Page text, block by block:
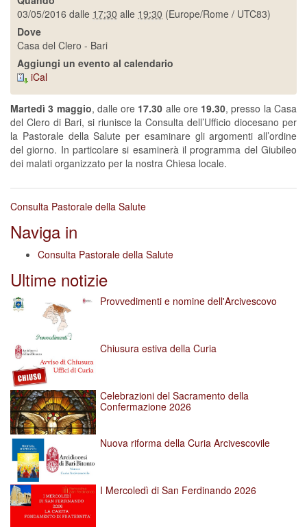
03/05/2016 dalle 17:30 alle 19:30 (Europe/Rome / UTC83)
Dove
Casa del Clero - Bari
Aggiungi un evento al calendario
iCal
Martedì 3 maggio, dalle ore 17.30 alle ore19.30, presso la Casa
del Clero di Bari, si riunisce la Consulta dell’Ufficio diocesano per
la Pastorale della Salute per esaminare gli argomenti all’ordine
del giorno. In particolare si esaminerà il programma del Giubileo
dei malati organizzato per la nostra Chiesa locale.
Consulta Pastorale della Salute
Naviga in
Consulta Pastorale della Salute
Ultime notizie
Provvedimenti e nomine dell'Arcivescovo
Chiusura estiva della Curia
Celebrazioni del Sacramento della
Confermazione 2026
Nuova riforma della Curia Arcivescovile
I Mercoledì di San Ferdinando 2026